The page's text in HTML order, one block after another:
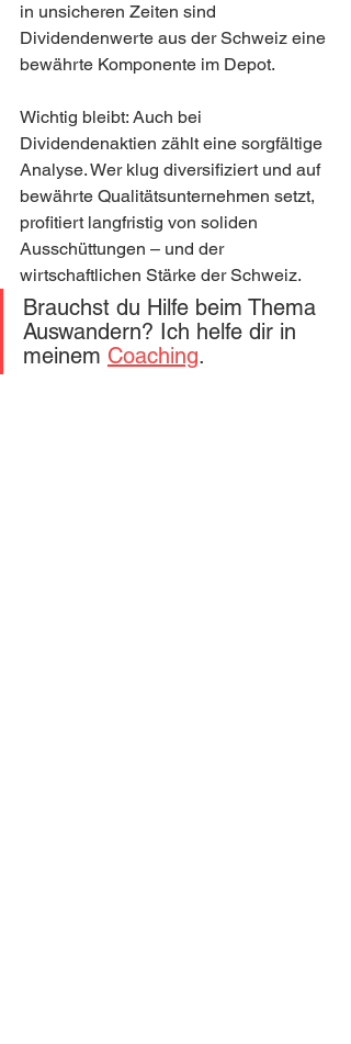
in unsicheren Zeiten sind
Dividendenwerte aus der Schweiz eine
bewährte Komponente im Depot.
Wichtig bleibt: Auch bei
Dividendenaktien zählt eine sorgfältige
Analyse. Wer klug diversifiziert und auf
bewährte Qualitätsunternehmen setzt,
profitiert langfristig von soliden
Ausschüttungen – und der
wirtschaftlichen Stärke der Schweiz.
Brauchst du Hilfe beim Thema
Auswandern? Ich helfe dir in
meinem Coaching.